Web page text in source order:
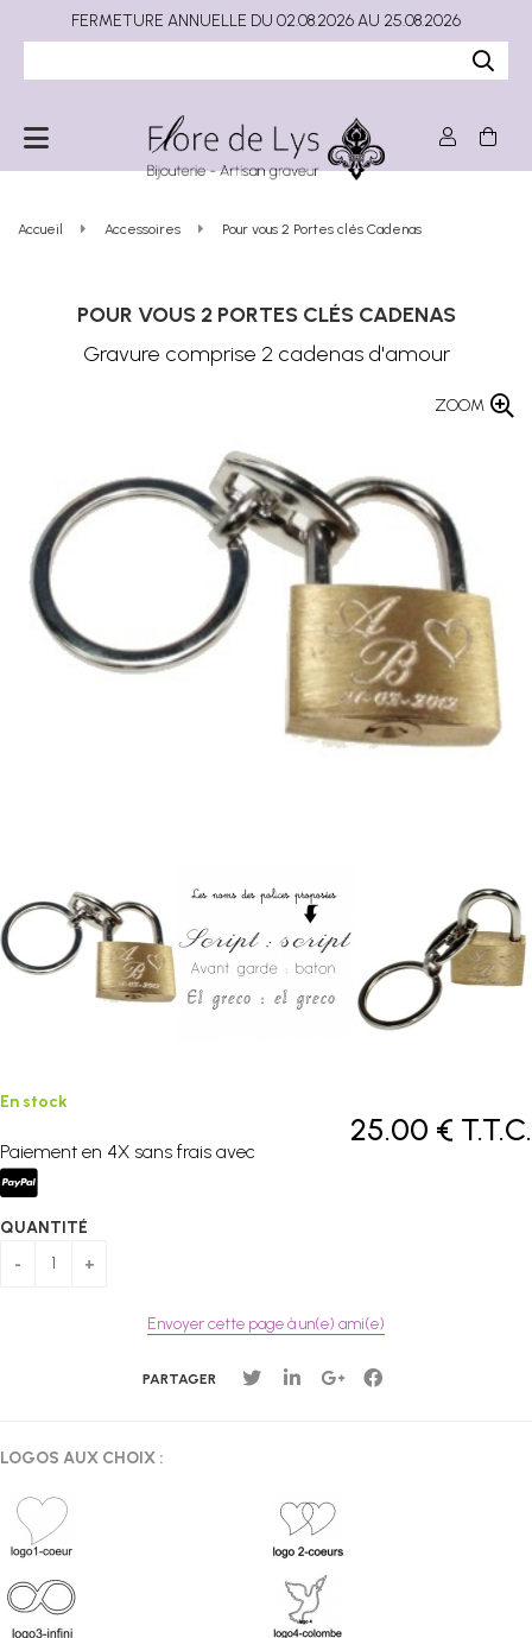
Accueil Accessoires Pour vous 2 Portes clés Cadenas
POUR VOUS 2 PORTES CLÉS CADENAS
Gravure comprise 2 cadenas d'amour
ZOOM
25.00 € T.T.C.
En stock
Paiement en 4X sans frais avec
QUANTITÉ
Envoyer cette page à un(e) ami(e)
PARTAGER
LOGOS AUX CHOIX :
FERMETURE ANNUELLE DU 02.08.2026 AU 25.08.2026